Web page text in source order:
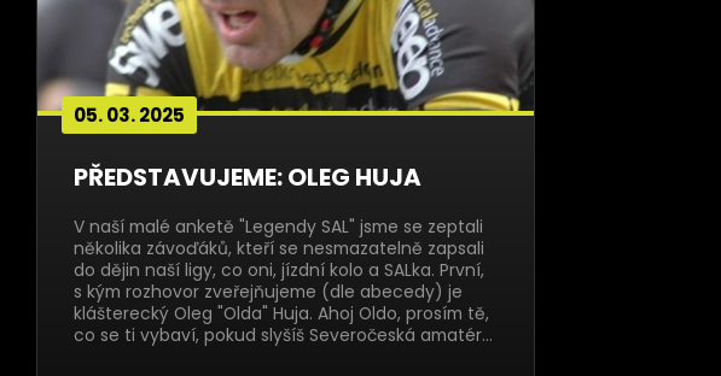
05. 03. 2025
PŘEDSTAVUJEME: OLEG HUJA
V naší malé anketě "Legendy SAL" jsme se zeptali
několika závoďáků, kteří se nesmazatelně zapsali
do dějin naší ligy, co oni, jízdní kolo a SALka. První,
s kým rozhovor zveřejňujeme (dle abecedy) je
klášterecký Oleg "Olda" Huja. Ahoj Oldo, prosím tě,
co se ti vybaví, pokud slyšíš Severočeská amatér…